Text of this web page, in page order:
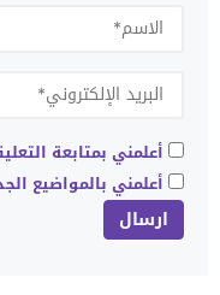
أعلمني بمتابعة
أعلمني بالمواضيع